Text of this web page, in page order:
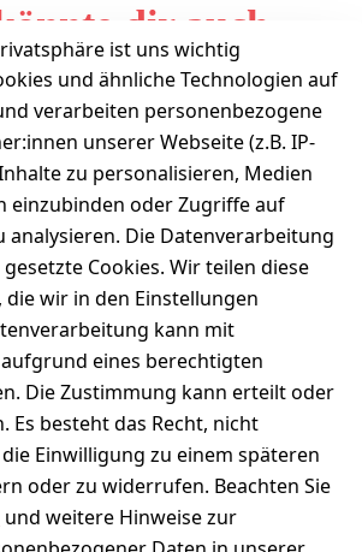
dir auch
gefallen
ist uns wichtig
und ähnliche Technologien auf
verarbeiten personenbezogene
unserer Webseite (z.B. IP-
zu personalisieren, Medien
einzubinden oder Zugriffe auf
analysieren. Die Datenverarbeitung
Cookies. Wir teilen diese
wir in den Einstellungen
kann mit
eines berechtigten
Die Zustimmung kann erteilt oder
Es besteht das Recht, nicht
Einwilligung zu einem späteren
oder zu widerrufen. Beachten Sie
und weitere Hinweise zur